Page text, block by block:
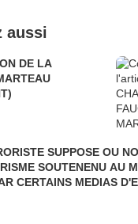
aussi
DE LA
SUPPOSE OU
SOUTENENU AU